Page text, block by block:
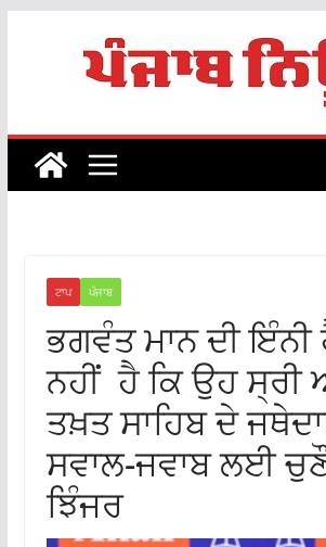
ਟਾਪ ਪੰਜਾਬ
ਭਗਵੰਤ ਮਾਨ ਦੀ
ਨਹੀਂ ਹੈ ਕਿ ਉਹ ਸ੍ਰੀ
ਤਖ਼ਤ ਸਾਹਿਬ ਦੇ
ਸਵਾਲ-ਜਵਾਬ ਲਈ
ਝਿੰਜਰ